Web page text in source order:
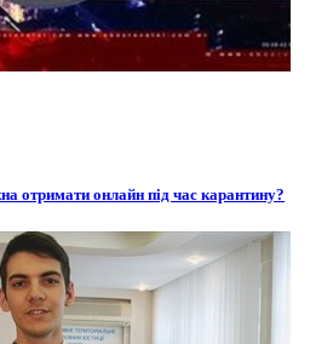
отримати онлайн під час карантину?